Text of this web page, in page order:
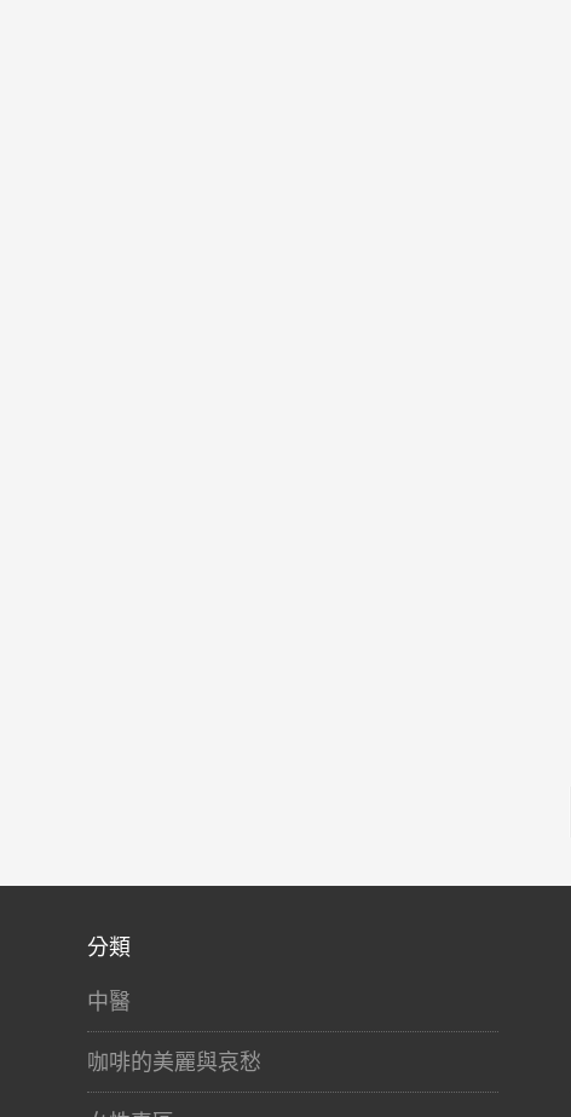
分類
中醫
咖啡的美麗與哀愁